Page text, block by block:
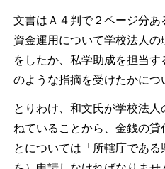
文書はＡ４判で２ページ分
資金運用について学校法人
をしたか、私学助成を担当
のような指摘を受けたかにつ
とりわけ、和文氏が学校法
ねていることから、金銭の貸
とについては「所轄庁であ